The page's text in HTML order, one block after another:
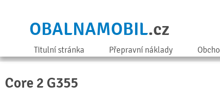
OBALNAMOBIL.cz
Titulní stránka Přepravní náklady
Core 2 G355